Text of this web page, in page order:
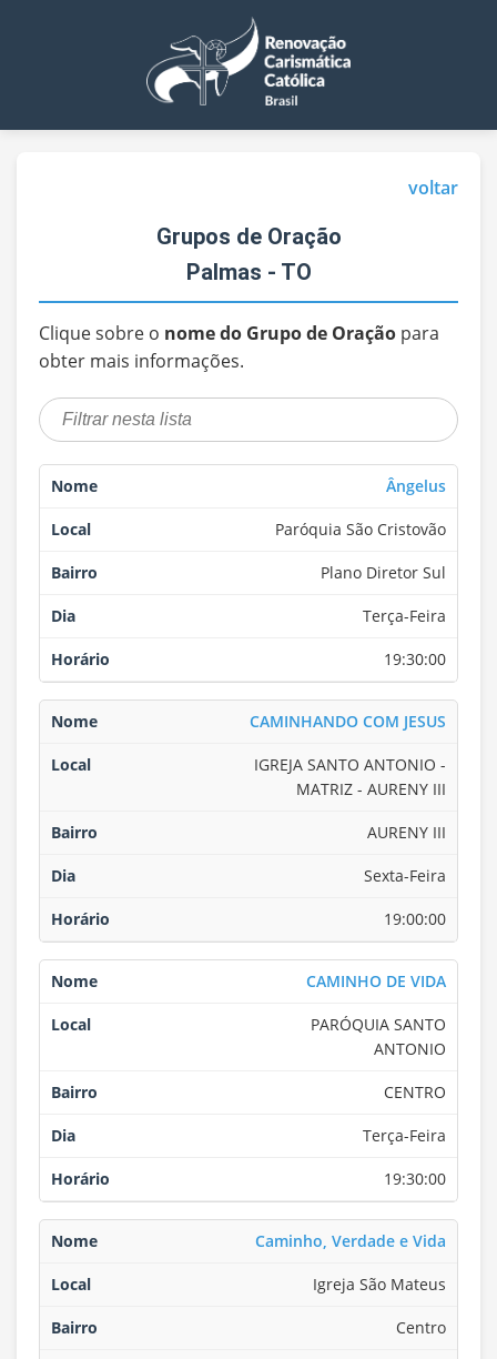
voltar
Grupos de Oração
Palmas - TO
Clique sobre o nome do Grupo de Oração para
obter mais informações.
Ângelus
Paróquia São Cristovão
Plano Diretor Sul
Terça-Feira
19:30:00
CAMINHANDO COM JESUS
IGREJA SANTO ANTONIO -
MATRIZ - AURENY III
AURENY III
Sexta-Feira
19:00:00
CAMINHO DE VIDA
PARÓQUIA SANTO
ANTONIO
CENTRO
Terça-Feira
19:30:00
Caminho, Verdade e Vida
Igreja São Mateus
Centro